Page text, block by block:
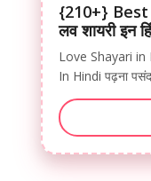
{210+}
लव शायरी इन
Love Shayari in
In Hindi पढ़ना पसंद